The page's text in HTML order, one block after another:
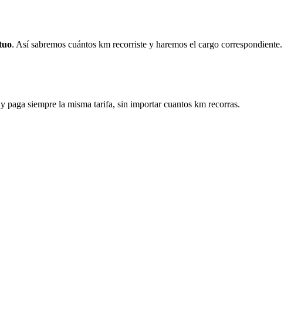
. Así sabremos cuántos km recorriste y haremos el cargo correspondiente.
y paga siempre la misma tarifa, sin importar cuantos km recorras.